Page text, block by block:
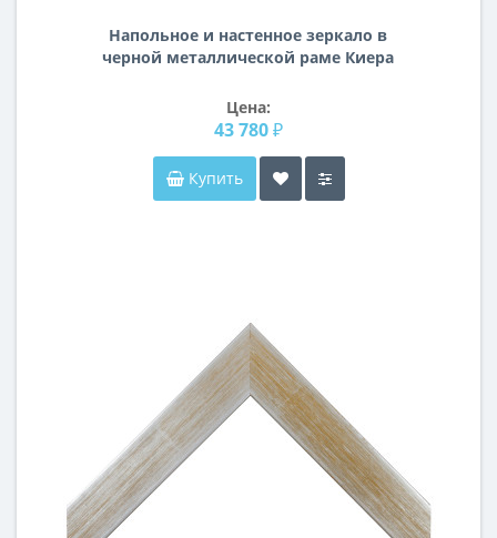
Напольное и настенное зеркало в
черной металлической раме Киера
Цена:
43 780 ₽
Купить